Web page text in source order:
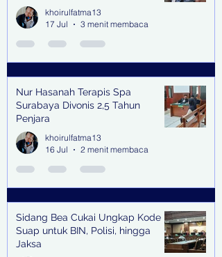
Kabupaten & Kota
khoirulfatma13
17 Jul
3 menit membaca
Nur Hasanah Terapis Spa
Surabaya Divonis 2,5 Tahun
Penjara
khoirulfatma13
16 Jul
2 menit membaca
Sidang Bea Cukai Ungkap Kode
Suap untuk BIN, Polisi, hingga
Jaksa